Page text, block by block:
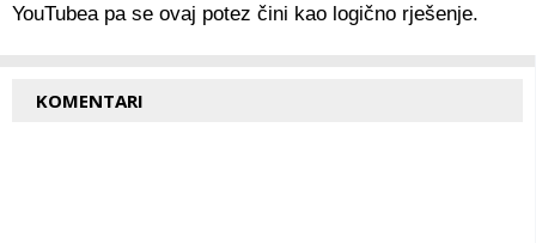
YouTubea pa se ovaj potez čini kao logično rješenje.
KOMENTARI